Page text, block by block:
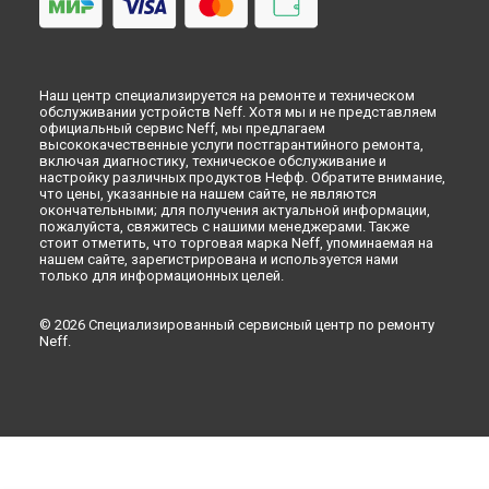
Ремонт механизма замка посудомоечной машины Neff в
Ремонт механизма замка посудомоечной машины Neff в
Кирове
Ремонт механизма замка посудомоечной машины Neff в
Оренбурге
Ремонт механизма замка посудомоечной машины Neff в
Кемерово
Ремонт механизма замка посудомоечной машины Neff в
Новокузнецке
Ремонт механизма замка посудомоечной машины Neff в
Ремонт механизма замка посудомоечной машины Neff в
Астрахани
Наш центр специализируется на ремонте и техническом
обслуживании устройств Neff. Хотя мы и не представляем
официальный сервис Neff, мы предлагаем
высококачественные услуги постгарантийного ремонта,
включая диагностику, техническое обслуживание и
настройку различных продуктов Нефф. Обратите внимание,
что цены, указанные на нашем сайте, не являются
окончательными; для получения актуальной информации,
пожалуйста, свяжитесь с нашими менеджерами. Также
стоит отметить, что торговая марка Neff, упоминаемая на
нашем сайте, зарегистрирована и используется нами
только для информационных целей.
© 2026 Специализированный сервисный центр по ремонту
Neff.